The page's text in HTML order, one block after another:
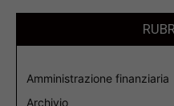
Amministrazione finanziaria
Archivio